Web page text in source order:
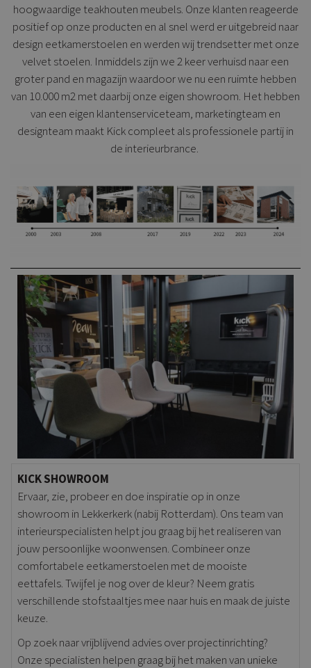
hoogwaardige teakhouten meubels. Onze klanten reageerde
positief op onze producten en al snel werd er uitgebreid naar
design eetkamerstoelen en werden wij trendsetter met onze
velvet stoelen. Inmiddels zijn we 2 keer verhuisd naar een
groter pand en magazijn waardoor we nu een ruimte hebben
van 10.000 m2 met daarbij onze eigen showroom. Het hebben
van een eigen klantenserviceteam, marketingteam en
designteam maakt Kick compleet als professionele partij in
de interieurbrance.
KICK SHOWROOM
Ervaar, zie, probeer en doe inspiratie op in onze
showroom in Lekkerkerk (nabij Rotterdam). Ons team van
interieurspecialisten helpt jou graag bij het realiseren van
jouw persoonlijke woonwensen. Combineer onze
comfortabele eetkamerstoelen met de mooiste
eettafels. Twijfel je nog over de kleur? Neem gratis
verschillende stofstaaltjes mee naar huis en maak de juiste
keuze.
Op zoek naar vrijblijvend advies over projectinrichting?
Onze specialisten helpen graag bij het maken van unieke